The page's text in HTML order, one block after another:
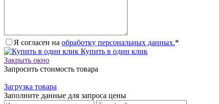
Я согласен на обработку персональных данных.*
Купить в один клик
Закрыть окно
Запросить стоимость товара
Загрузка товара
Заполните данные для запроса цены